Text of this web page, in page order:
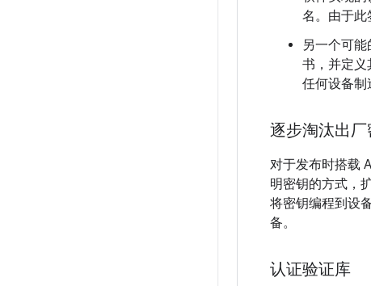
名。由于此
另一个可
书，并定
任何设备制
逐步淘汰出
对于发布时搭载
明密钥的方式，
将密钥编程到设
备。
认证验证库